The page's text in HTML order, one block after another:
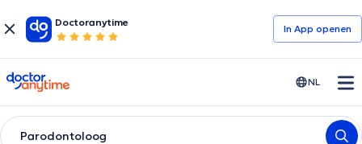
Doctoranytime
In App openen
doctoranytime NL
Parodontoloog